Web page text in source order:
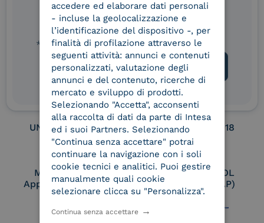
Conservatore
qualificato
UNI EN ISO 37001
UNI EN ISO 9001 UNI EN ISO 27001
UNI EN ISO 27017 UNI EN ISO 27018
Membro Adobe
Approved Trust List
Certified PEPPOL
Access Point (AP)
* campo obbligatorio
accedere ed elaborare dati personali
- incluse la geolocalizzazione e
l’identificazione del dispositivo -, per
finalità di profilazione attraverso le
seguenti attività: annunci e contenuti
personalizzati, valutazione degli
annunci e del contenuto, ricerche di
mercato e sviluppo di prodotti.
Selezionando "Accetta", acconsenti
alla raccolta di dati da parte di Intesa
ed i suoi Partners. Selezionando
"Continua senza accettare" potrai
continuare la navigazione con i soli
cookie tecnici e analitici. Puoi gestire
manualmente quali cookie
selezionare clicca su "Personalizza".
Continua senza accettare